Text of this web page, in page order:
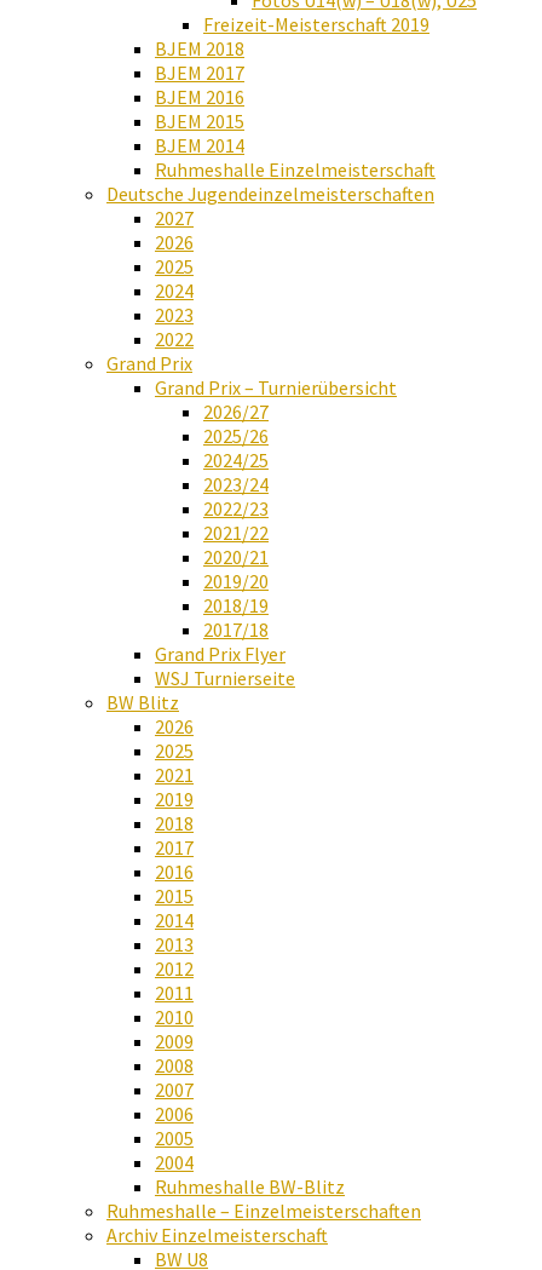
Freizeit-Meisterschaft 2019
BJEM 2018
BJEM 2017
BJEM 2016
BJEM 2015
BJEM 2014
Ruhmeshalle Einzelmeisterschaft
Deutsche Jugendeinzelmeisterschaften
2027
2026
2025
2024
2023
2022
Grand Prix
Grand Prix – Turnierübersicht
2026/27
2025/26
2024/25
2023/24
2022/23
2021/22
2020/21
2019/20
2018/19
2017/18
Grand Prix Flyer
WSJ Turnierseite
BW Blitz
2026
2025
2021
2019
2018
2017
2016
2015
2014
2013
2012
2011
2010
2009
2008
2007
2006
2005
2004
Ruhmeshalle BW-Blitz
Ruhmeshalle – Einzelmeisterschaften
Archiv Einzelmeisterschaft
BW U8